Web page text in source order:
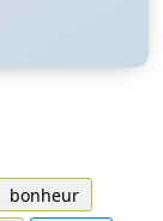
bonheur